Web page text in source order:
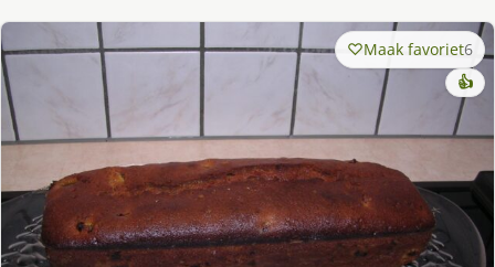
Maak favoriet6
👍